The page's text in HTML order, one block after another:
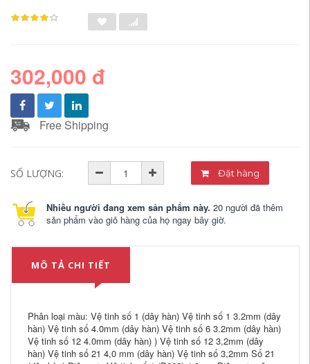
302,000 đ
Free Shipping
SỐ LƯỢNG: Đặt hàng
Nhiều người đang xem sản phẩm này. 20 người đã thêm
sản phẩm vào giỏ hàng của họ ngay bây giờ.
MÔ TẢ CHI TIẾT
Phân loại màu: Vệ tinh số 1 (dây hàn) Vệ tinh số 1 3.2mm (dây
hàn) Vệ tinh số 4.0mm (dây hàn) Vệ tinh số 6 3.2mm (dây hàn)
Vệ tinh số 12 4.0mm (dây hàn) ) Vệ tinh số 12 3,2mm (dây
hàn) Vệ tinh số 21 4,0 mm (dây hàn) Vệ tinh số 3,2mm Số 21